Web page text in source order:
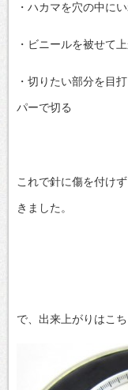
・ハカマを穴の中に
・ビニールを被せて
・切りたい部分を目
パーで切る
これで針に傷を付け
きました。
で、出来上がりはこち